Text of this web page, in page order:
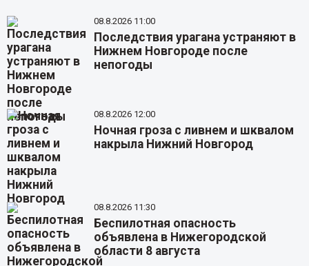
08.8.2026 11:00
Последствия урагана устраняют в
Нижнем Новгороде после
непогоды
08.8.2026 12:00
Ночная гроза с ливнем и шквалом
накрыла Нижний Новгород
08.8.2026 11:30
Беспилотная опасность
объявлена в Нижегородской
области 8 августа